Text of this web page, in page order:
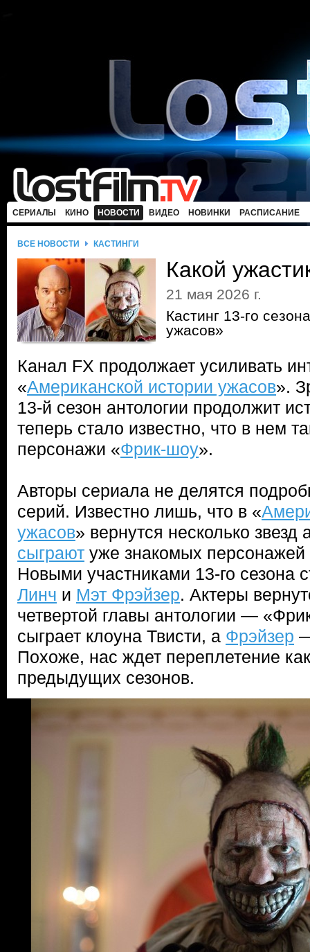
СЕРИАЛЫ КИНО НОВОСТИ ВИДЕО НОВИНКИ РАСПИСАНИЕ
ВСЕ НОВОСТИ КАСТИНГИ
Какой
21 мая 2026 г.
Кастинг 13-го
ужасов»
Канал FX продолжает усиливать
«Американской истории ужасов».
13-й сезон антологии продолжит
теперь стало известно, что в нем
персонажи «Фрик-шоу».
Авторы сериала не делятся
серий. Известно лишь, что в «
ужасов» вернутся несколько звезд
сыграют уже знакомых
Новыми участниками 13-го сезона
Линч и Мэт Фрэйзер. Актеры
четвертой главы антологии —
сыграет клоуна Твисти, а Фрэйзер
Похоже, нас ждет переплетение
предыдущих сезонов.